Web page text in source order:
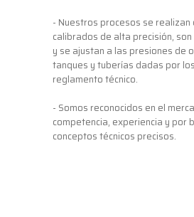
- Nuestros procesos se realizan
calibrados de alta precisión,
y se ajustan a las presiones de
tanques y tuberías dadas por
reglamento técnico.
- Somos reconocidos en el
competencia, experiencia y por
conceptos técnicos precisos.